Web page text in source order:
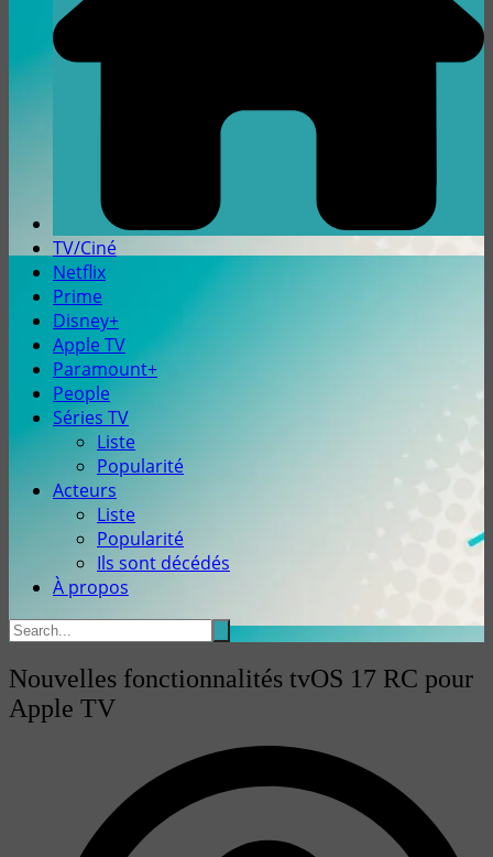
TV/Ciné
Netflix
Prime
Disney+
Apple TV
Paramount+
People
Séries TV
Liste
Popularité
Acteurs
Liste
Popularité
Ils sont décédés
À propos
Nouvelles fonctionnalités tvOS 17 RC pour
Apple TV